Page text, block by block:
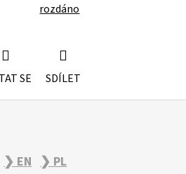
rozdáno
SE SDÍLET
❯ EN ❯ PL